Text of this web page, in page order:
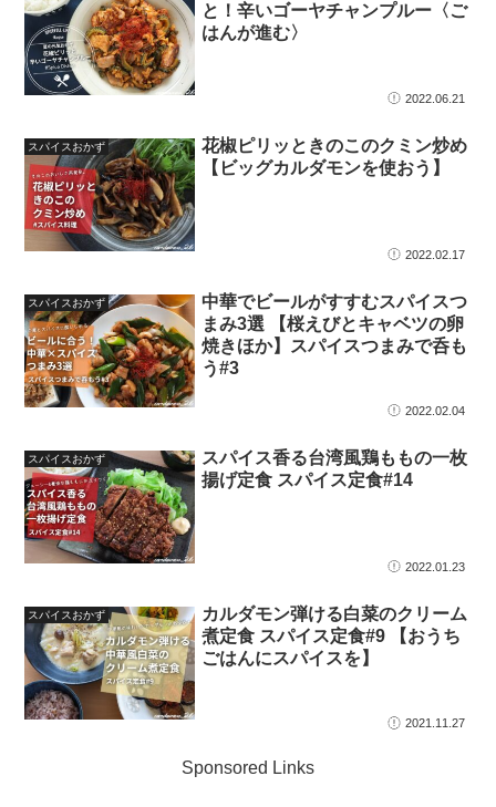
と！辛いゴーヤチャンプルー〈ご
はんが進む〉
2022.06.21
スパイスおかず
花椒ピリッときのこのクミン炒め
【ビッグカルダモンを使おう】
2022.02.17
スパイスおかず
中華でビールがすすむスパイスつ
まみ3選 【桜えびとキャベツの卵
焼きほか】スパイスつまみで呑も
う#3
2022.02.04
スパイスおかず
スパイス香る台湾風鶏ももの一枚
揚げ定食 スパイス定食#14
2022.01.23
スパイスおかず
カルダモン弾ける白菜のクリーム
煮定食 スパイス定食#9 【おうち
ごはんにスパイスを】
2021.11.27
Sponsored Links